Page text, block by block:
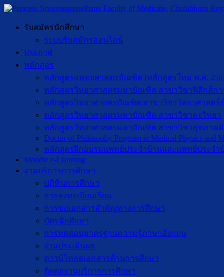
รับสมัครนักศึกษา
ระบบรับสมัครออนไลน์
ประกาศ
หลักสูตร
หลักสูตรแพทยศาสตรบัณฑิต (หลักสูตรใหม่ พ.ศ.
หลักสูตรวิทยาศาสตรมหาบัณฑิต สาขาวิชาฟิสิกส์กา
หลักสูตรวิทยาศาสตรบัณฑิต สาขาวิชาวิทยาศาสตร์
หลักสูตรวิทยาศาสตรมหาบัณฑิต สาขาวิชาตจวิทยา
หลักสูตรวิทยาศาสตรมหาบัณฑิต สาขาวิชาสุขภาพดิ
Doctor of Philosophy Program in Medical Physics and
หลักสูตรฝึกอบรมแพทย์ประจำบ้านและแพทย์ประจำ
Moodle e-Learning
งานบริการการศึกษา
ปฎิทินการศึกษา
การลงทะเบียนเรียน
การขอเอกสารสำคัญทางการศึกษา
บัตรนักศึกษา
การทดสอบมาตรฐานความรู้ภาษาอังกฤษ
งานประเมินผล
ดาวน์โหลดเอกสารด้านการศึกษา
ติดต่องานบริการการศึกษา